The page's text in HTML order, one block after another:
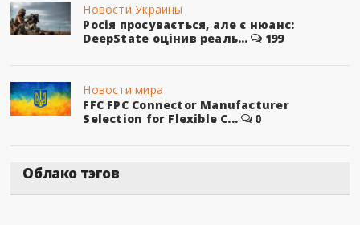
Новости Украины
Росія просувається, але є нюанс:
DeepState оцінив реаль...
199
Новости мира
FFC FPC Connector Manufacturer
Selection for Flexible C...
0
Облако тэгов